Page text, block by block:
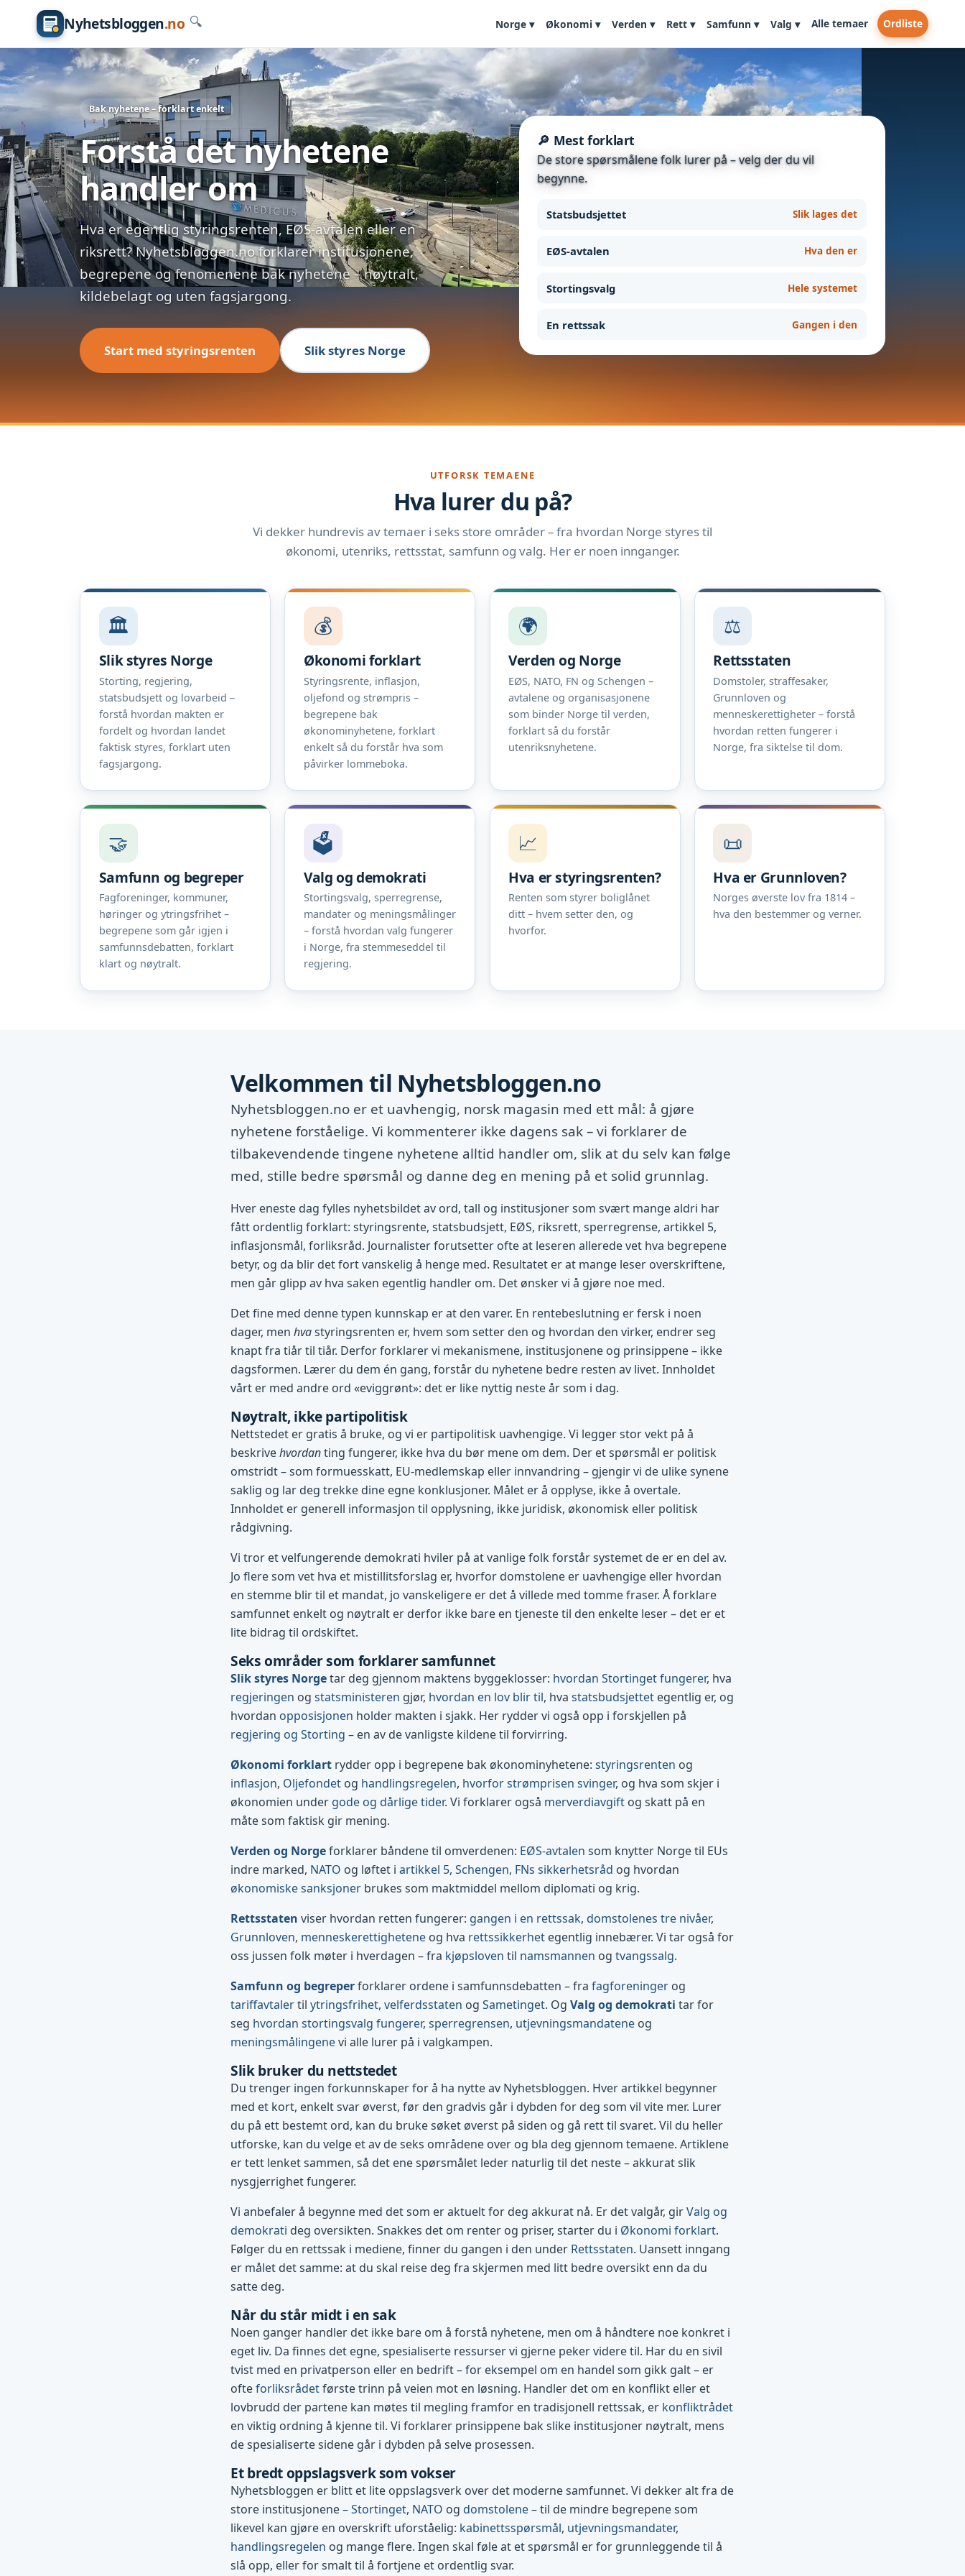
Nyhetsbloggen.no 🔍 Norge ▾ Økonomi ▾ Verden ▾ Rett ▾ Samfunn ▾ Valg ▾ Alle temaer Ordliste
Bak nyhetene – forklart enkelt
Forstå det nyhetene
handler om
Hva er egentlig styringsrenten, EØS-avtalen eller en
riksrett? Nyhetsbloggen.no forklarer institusjonene,
begrepene og fenomenene bak nyhetene – nøytralt,
kildebelagt og uten fagsjargong.
Start med styringsrenten Slik styres Norge
🔎 Mest forklart
De store spørsmålene folk lurer på – velg der du vil
begynne.
Statsbudsjettet Slik lages det
EØS-avtalen Hva den er
Stortingsvalg Hele systemet
En rettssak Gangen i den
UTFORSK TEMAENE
Hva lurer du på?
Vi dekker hundrevis av temaer i seks store områder – fra hvordan Norge styres til
økonomi, utenriks, rettsstat, samfunn og valg. Her er noen innganger.
🏛️
Slik styres Norge
Storting, regjering,
statsbudsjett og lovarbeid –
forstå hvordan makten er
fordelt og hvordan landet
faktisk styres, forklart uten
fagsjargong.
💰
Økonomi forklart
Styringsrente, inflasjon,
oljefond og strømpris –
begrepene bak
økonominyhetene, forklart
enkelt så du forstår hva som
påvirker lommeboka.
🌍
Verden og Norge
EØS, NATO, FN og Schengen –
avtalene og organisasjonene
som binder Norge til verden,
forklart så du forstår
utenriksnyhetene.
⚖️
Rettsstaten
Domstoler, straffesaker,
Grunnloven og
menneskerettigheter – forstå
hvordan retten fungerer i
Norge, fra siktelse til dom.
🤝
Samfunn og begreper
Fagforeninger, kommuner,
høringer og ytringsfrihet –
begrepene som går igjen i
samfunnsdebatten, forklart
klart og nøytralt.
🗳️
Valg og demokrati
Stortingsvalg, sperregrense,
mandater og meningsmålinger
– forstå hvordan valg fungerer
i Norge, fra stemmeseddel til
regjering.
📈
Hva er styringsrenten?
Renten som styrer boliglånet
ditt – hvem setter den, og
hvorfor.
📜
Hva er Grunnloven?
Norges øverste lov fra 1814 –
hva den bestemmer og verner.
Velkommen til Nyhetsbloggen.no
Nyhetsbloggen.no er et uavhengig, norsk magasin med ett mål: å gjøre
nyhetene forståelige. Vi kommenterer ikke dagens sak – vi forklarer de
tilbakevendende tingene nyhetene alltid handler om, slik at du selv kan følge
med, stille bedre spørsmål og danne deg en mening på et solid grunnlag.
Hver eneste dag fylles nyhetsbildet av ord, tall og institusjoner som svært mange aldri har
fått ordentlig forklart: styringsrente, statsbudsjett, EØS, riksrett, sperregrense, artikkel 5,
inflasjonsmål, forliksråd. Journalister forutsetter ofte at leseren allerede vet hva begrepene
betyr, og da blir det fort vanskelig å henge med. Resultatet er at mange leser overskriftene,
men går glipp av hva saken egentlig handler om. Det ønsker vi å gjøre noe med.
Det fine med denne typen kunnskap er at den varer. En rentebeslutning er fersk i noen
dager, menhvastyringsrenten er, hvem som setter den og hvordan den virker, endrer seg
knapt fra tiår til tiår. Derfor forklarer vi mekanismene, institusjonene og prinsippene – ikke
dagsformen. Lærer du dem én gang, forstår du nyhetene bedre resten av livet. Innholdet
vårt er med andre ord «eviggrønt»: det er like nyttig neste år som i dag.
Nøytralt, ikke partipolitisk
Nettstedet er gratis å bruke, og vi er partipolitisk uavhengige. Vi legger stor vekt på å
beskrivehvordanting fungerer, ikke hva du bør mene om dem. Der et spørsmål er politisk
omstridt – som formuesskatt, EU-medlemskap eller innvandring – gjengir vi de ulike synene
saklig og lar deg trekke dine egne konklusjoner. Målet er å opplyse, ikke å overtale.
Innholdet er generell informasjon til opplysning, ikke juridisk, økonomisk eller politisk
rådgivning.
Vi tror et velfungerende demokrati hviler på at vanlige folk forstår systemet de er en del av.
Jo flere som vet hva et mistillitsforslag er, hvorfor domstolene er uavhengige eller hvordan
en stemme blir til et mandat, jo vanskeligere er det å villede med tomme fraser. Å forklare
samfunnet enkelt og nøytralt er derfor ikke bare en tjeneste til den enkelte leser – det er et
lite bidrag til ordskiftet.
Seks områder som forklarer samfunnet
Slik styres Norgetar deg gjennom maktens byggeklosser: hvordan Stortinget fungerer, hva
regjeringen ogstatsministeren gjør, hvordan en lov blir til, hvastatsbudsjettet egentlig er, og
hvordan opposisjonen holder makten i sjakk. Her rydder vi også opp i forskjellen på
regjering og Storting – en av de vanligste kildene til forvirring.
Økonomi forklart rydder opp i begrepene bak økonominyhetene:styringsrenten og
inflasjon, Oljefondet og handlingsregelen, hvorfor strømprisen svinger, og hva som skjer i
økonomien under gode og dårlige tider. Vi forklarer også merverdiavgift og skatt på en
måte som faktisk gir mening.
Verden og Norgeforklarer båndene til omverdenen: EØS-avtalen som knytter Norge til EUs
indre marked, NATO og løftet iartikkel 5,Schengen, FNs sikkerhetsråd og hvordan
økonomiske sanksjoner brukes som maktmiddel mellom diplomati og krig.
Rettsstaten viser hvordan retten fungerer: gangen i en rettssak,domstolenes tre nivåer,
Grunnloven, menneskerettighetene og hva rettssikkerhet egentlig innebærer. Vi tar også for
oss jussen folk møter i hverdagen – fra kjøpsloven til namsmannen ogtvangssalg.
Samfunn og begreperforklarer ordene i samfunnsdebatten – frafagforeninger og
tariffavtalertilytringsfrihet,velferdsstaten ogSametinget. OgValg og demokrati tar for
seg hvordan stortingsvalg fungerer,sperregrensen, utjevningsmandatene og
meningsmålingenevi alle lurer på i valgkampen.
Slik bruker du nettstedet
Du trenger ingen forkunnskaper for å ha nytte av Nyhetsbloggen. Hver artikkel begynner
med et kort, enkelt svar øverst, før den gradvis går i dybden for deg som vil vite mer. Lurer
du på ett bestemt ord, kan du bruke søket øverst på siden og gå rett til svaret. Vil du heller
utforske, kan du velge et av de seks områdene over og bla deg gjennom temaene. Artiklene
er tett lenket sammen, så det ene spørsmålet leder naturlig til det neste – akkurat slik
nysgjerrighet fungerer.
Vi anbefaler å begynne med det som er aktuelt for deg akkurat nå. Er det valgår, girValg og
demokrati deg oversikten. Snakkes det om renter og priser, starter du i Økonomi forklart.
Følger du en rettssak i mediene, finner du gangen i den under Rettsstaten. Uansett inngang
er målet det samme: at du skal reise deg fra skjermen med litt bedre oversikt enn da du
satte deg.
Når du står midt i en sak
Noen ganger handler det ikke bare om å forstå nyhetene, men om å håndtere noe konkret i
eget liv. Da finnes det egne, spesialiserte ressurser vi gjerne peker videre til. Har du en sivil
tvist med en privatperson eller en bedrift – for eksempel om en handel som gikk galt – er
ofteforliksrådetførste trinn på veien mot en løsning. Handler det om en konflikt eller et
lovbrudd der partene kan møtes til megling framfor en tradisjonell rettssak, er konfliktrådet
en viktig ordning å kjenne til. Vi forklarer prinsippene bak slike institusjoner nøytralt, mens
de spesialiserte sidene går i dybden på selve prosessen.
Et bredt oppslagsverk som vokser
Nyhetsbloggen er blitt et lite oppslagsverk over det moderne samfunnet. Vi dekker alt fra de
store institusjonene –Stortinget, NATO ogdomstolene– til de mindre begrepene som
likevel kan gjøre en overskrift uforståelig: kabinettsspørsmål, utjevningsmandater,
handlingsregelen og mange flere. Ingen skal føle at et spørsmål er for grunnleggende til å
slå opp, eller for smalt til å fortjene et ordentlig svar.